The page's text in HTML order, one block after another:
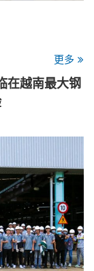
更多
在越南最大钢